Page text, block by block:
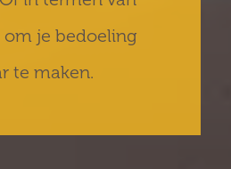
om je bedoeling
te maken.